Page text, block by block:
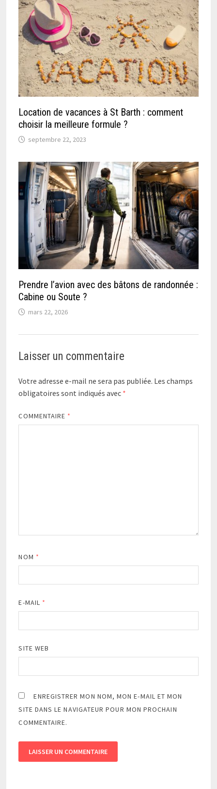
Location de vacances à St Barth : comment
choisir la meilleure formule ?
septembre 22, 2023
Prendre l’avion avec des bâtons de randonnée :
Cabine ou Soute ?
mars 22, 2026
Laisser un commentaire
Votre adresse e-mail ne sera pas publiée. Les champs
obligatoires sont indiqués avec *
COMMENTAIRE *
NOM *
E-MAIL *
SITE WEB
ENREGISTRER MON NOM, MON E-MAIL ET MON
SITE DANS LE NAVIGATEUR POUR MON PROCHAIN
COMMENTAIRE.